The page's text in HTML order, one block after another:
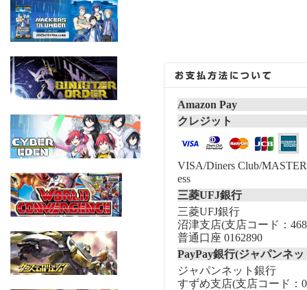
Amazon Pay
クレジット
VISA/Diners Club/
ess
三菱UFJ銀行
三菱UFJ銀行
沼津支店(支店コード：
普通口座 0162890
PayPay銀行(ジャパンネ
ジャパンネット銀行
すずめ支店(支店コード：